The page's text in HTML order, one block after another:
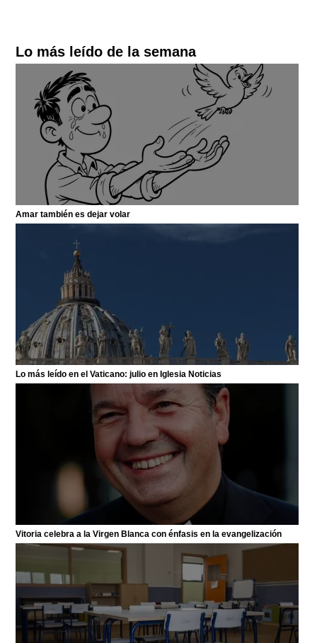
Lo más leído de la semana
Amar también es dejar volar
Lo más leído en el Vaticano: julio en Iglesia Noticias
Vitoria celebra a la Virgen Blanca con énfasis en la evangelización